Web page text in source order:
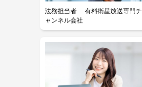
法務担当者 有料衛星放送専門チ
ャンネル会社